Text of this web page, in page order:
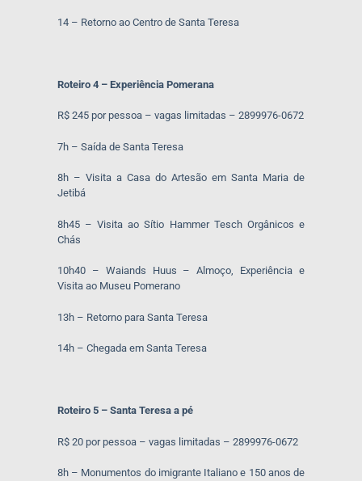
14 – Retorno ao Centro de Santa Teresa
Roteiro 4 – Experiência Pomerana
R$ 245 por pessoa – vagas limitadas – 2899976-0672
7h – Saída de Santa Teresa
8h – Visita a Casa do Artesão em Santa Maria de
Jetibá
8h45 – Visita ao Sítio Hammer Tesch Orgânicos e
Chás
10h40 – Waiands Huus – Almoço, Experiência e
Visita ao Museu Pomerano
13h – Retorno para Santa Teresa
14h – Chegada em Santa Teresa
Roteiro 5 – Santa Teresa a pé
R$ 20 por pessoa – vagas limitadas – 2899976-0672
8h – Monumentos do imigrante Italiano e 150 anos de